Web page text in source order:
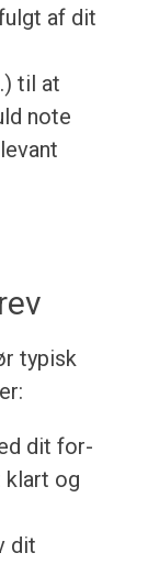
af dit
til at
note
typisk
dit for-
klart og
dit